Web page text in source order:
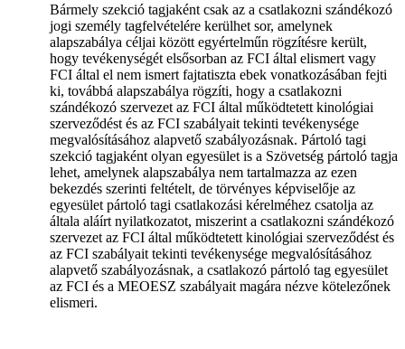
Bármely szekció tagjaként csak az a csatlakozni szándékozó
jogi személy tagfelvételére kerülhet sor, amelynek
alapszabálya céljai között egyértelműn rögzítésre került,
hogy tevékenységét elsősorban az FCI által elismert vagy
FCI által el nem ismert fajtatiszta ebek vonatkozásában fejti
ki, továbbá alapszabálya rögzíti, hogy a csatlakozni
szándékozó szervezet az FCI által működtetett kinológiai
szerveződést és az FCI szabályait tekinti tevékenysége
megvalósításához alapvető szabályozásnak. Pártoló tagi
szekció tagjaként olyan egyesület is a Szövetség pártoló tagja
lehet, amelynek alapszabálya nem tartalmazza az ezen
bekezdés szerinti feltételt, de törvényes képviselője az
egyesület pártoló tagi csatlakozási kérelméhez csatolja az
általa aláírt nyilatkozatot, miszerint a csatlakozni szándékozó
szervezet az FCI által működtetett kinológiai szerveződést és
az FCI szabályait tekinti tevékenysége megvalósításához
alapvető szabályozásnak, a csatlakozó pártoló tag egyesület
az FCI és a MEOESZ szabályait magára nézve kötelezőnek
elismeri.